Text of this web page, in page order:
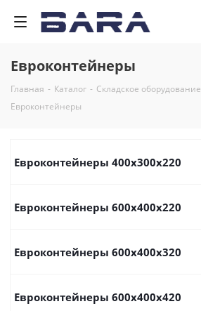
Евроконтейнеры
Главная - Каталог - Складское оборудование
Евроконтейнеры
Евроконтейнеры 400х300х220
Евроконтейнеры 600х400х220
Евроконтейнеры 600х400х320
Евроконтейнеры 600х400х420